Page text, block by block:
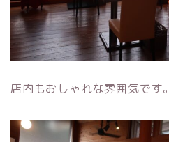
店内もおしゃれな雰囲気です。